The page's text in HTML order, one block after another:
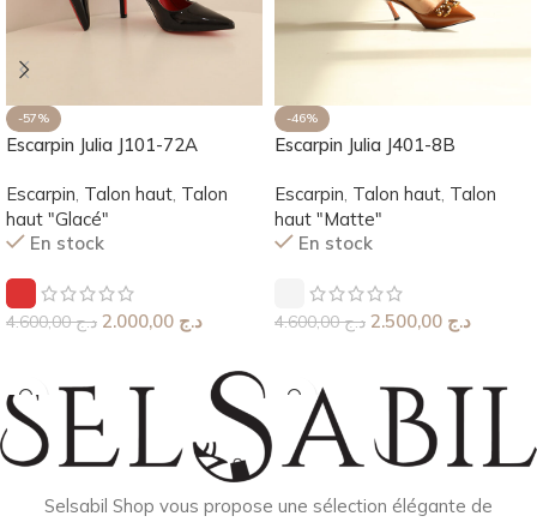
-57%
Escarpin Julia J101-72A
Escarpin Talon haut Talon
haut "Glacé"
En stock
د.ج4.600,00 د.ج
-46%
Escarpin Julia J401-8B
Escarpin Talon haut Talon
haut "Matte"
En stock
د.ج4.600,00 د.ج
Selsabil Shop vous propose une sélection élégante de